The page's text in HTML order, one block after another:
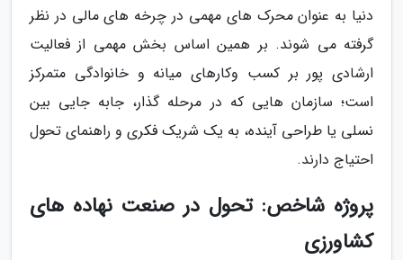
دنیا به عنوان محرک های مهمی در چرخه های مالی در نظر
گرفته می شوند. بر همین اساس بخش مهمی از فعالیت
ارشادی پور بر کسب وکارهای میانه و خانوادگی متمرکز
است؛ سازمان هایی که در مرحله گذار، جابه جایی بین
نسلی یا طراحی آینده، به یک شریک فکری و راهنمای تحول
احتیاج دارند.
پروژه شاخص: تحول در صنعت نهاده های
کشاورزی